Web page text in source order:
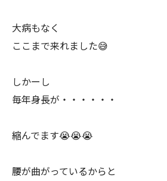
大病もなく
ここまで来れました😅
しかーし
毎年身長が・・・・・・
縮んでます😭😭😭
腰が曲がっているからと